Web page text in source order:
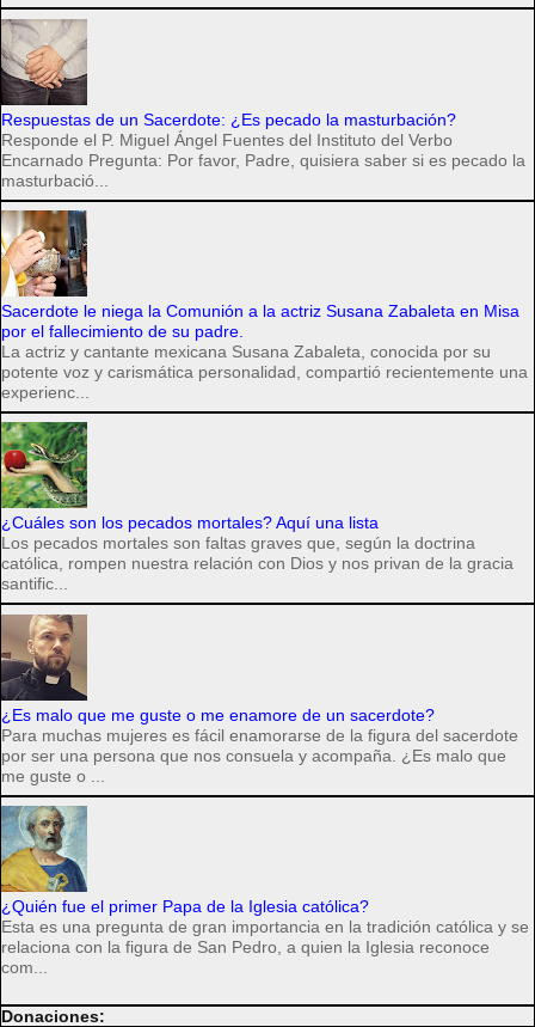
Respuestas de un Sacerdote: ¿Es pecado la masturbación?
Responde el P. Miguel Ángel Fuentes del Instituto del Verbo
Encarnado Pregunta: Por favor, Padre, quisiera saber si es pecado la
masturbació...
Sacerdote le niega la Comunión a la actriz Susana Zabaleta en Misa
por el fallecimiento de su padre.
La actriz y cantante mexicana Susana Zabaleta, conocida por su
potente voz y carismática personalidad, compartió recientemente una
experienc...
¿Cuáles son los pecados mortales? Aquí una lista
Los pecados mortales son faltas graves que, según la doctrina
católica, rompen nuestra relación con Dios y nos privan de la gracia
santific...
¿Es malo que me guste o me enamore de un sacerdote?
Para muchas mujeres es fácil enamorarse de la figura del sacerdote
por ser una persona que nos consuela y acompaña. ¿Es malo que
me guste o ...
¿Quién fue el primer Papa de la Iglesia católica?
Esta es una pregunta de gran importancia en la tradición católica y se
relaciona con la figura de San Pedro, a quien la Iglesia reconoce
com...
Donaciones: